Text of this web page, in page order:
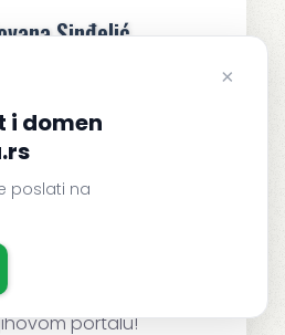
Sinđelić
korisno!
nudi vrhunske
Njihovi članci nisu
već i veoma
mogu zamisliti dan
portalu!
×
i domen
poslati na